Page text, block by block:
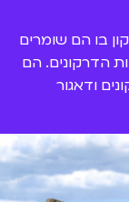
בו הם שומרים
הדרקונים. הם
ודאגור